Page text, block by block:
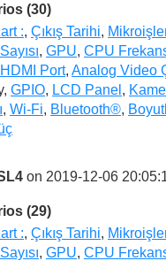
(30)
:, Çıkış Tarihi,
, GPU, CPU
HDMI Port, Analog Video
GPIO, LCD Panel ,
, Wi-Fi, Bluetooth®,
on 2019-12-06
(29)
:, Çıkış Tarihi,
, GPU, CPU